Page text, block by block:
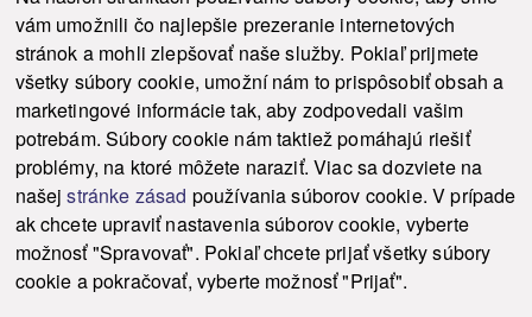
vám umožnili čo najlepšie prezeranie internetových
stránok a mohli zlepšovať naše služby. Pokiaľ prijmete
všetky súbory cookie, umožní nám to prispôsobiť obsah a
marketingové informácie tak, aby zodpovedali vašim
potrebám. Súbory cookie nám taktiež pomáhajú riešiť
problémy, na ktoré môžete naraziť. Viac sa dozviete na
našejstránke zásad používania súborov cookie. V prípade
ak chcete upraviť nastavenia súborov cookie, vyberte
možnosť "Spravovať". Pokiaľ chcete prijať všetky súbory
cookie a pokračovať, vyberte možnosť "Prijať".
Odoslať
© 2021-2026 ku.sk. Všetky práva vyhradené. | Ochrana osobných údajov
Vyhlásenie o prístupnosti |
Admin
This site is protected by reCAPTCHA and the Google Privacy Policy and Terms of
Service
apply.